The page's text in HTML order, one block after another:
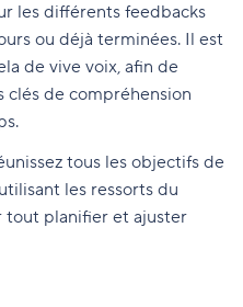
les différents feedbacks
ou déjà terminées. Il est
de vive voix, afin de
clés de compréhension
tous les objectifs de
les ressorts du
tout planifier et ajuster